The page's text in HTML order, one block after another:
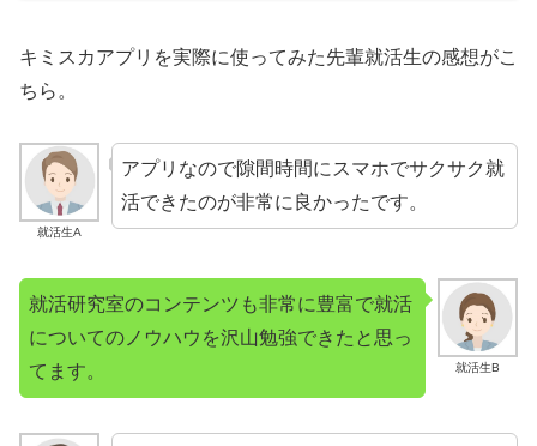
キミスカアプリを実際に使ってみた先輩就活生の感想がこ
ちら。
就活生A
アプリなので隙間時間にスマホでサクサク就
活できたのが非常に良かったです。
就活生B
就活研究室のコンテンツも非常に豊富で就活
についてのノウハウを沢山勉強できたと思っ
てます。